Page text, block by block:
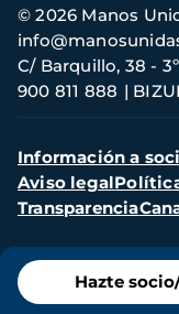
Menú
de
Hazte
Información
de
contacto
© 2026 Manos
C/ Barquillo, 38 -
900 811 888
Menú
secundario
Información a
Aviso legal
Transparencia